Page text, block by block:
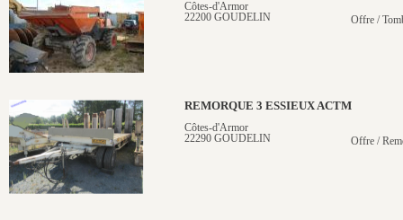
Côtes-d'Armor
22200 GOUDELIN
Offre /
REMORQUE 3 ESSIEUX ACTM
Côtes-d'Armor
22290 GOUDELIN
Offre /